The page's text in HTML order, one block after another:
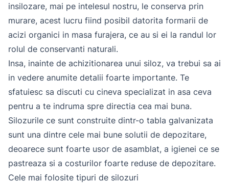
insilozare, mai pe intelesul nostru, le conserva prin
murare, acest lucru fiind posibil datorita formarii de
acizi organici in masa furajera, ce au si ei la randul lor
rolul de conservanti naturali.
Insa, inainte de achizitionarea unui siloz, va trebui sa ai
in vedere anumite detalii foarte importante. Te
sfatuiesc sa discuti cu cineva specializat in asa ceva
pentru a te indruma spre directia cea mai buna.
Silozurile ce sunt construite dintr-o tabla galvanizata
sunt una dintre cele mai bune solutii de depozitare,
deoarece sunt foarte usor de asamblat, a igienei ce se
pastreaza si a costurilor foarte reduse de depozitare.
Cele mai folosite tipuri de silozuri